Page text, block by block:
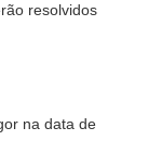
resolvidos
na data de